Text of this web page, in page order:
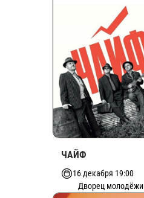
ЧАЙФ
16 декабря 19:00
Дворец молодёжи